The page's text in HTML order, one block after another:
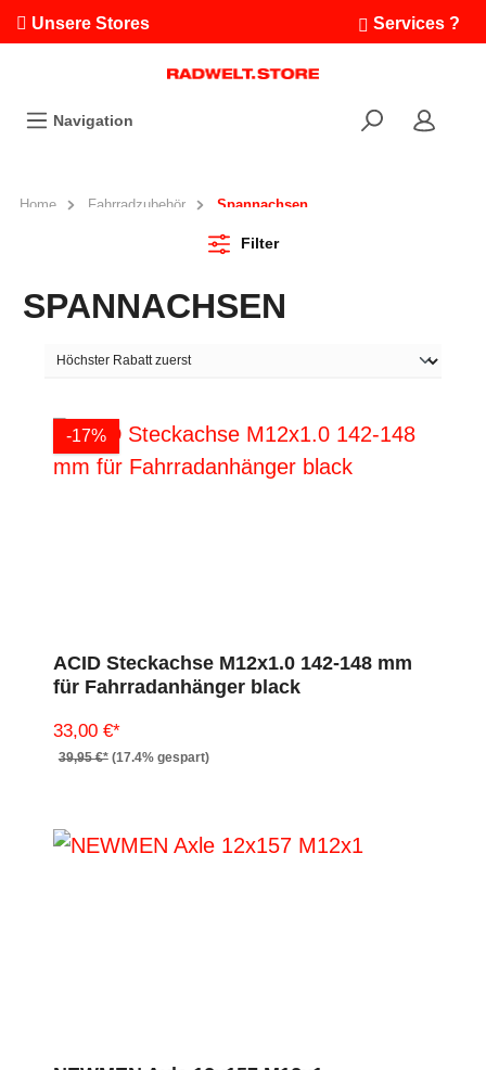
Unsere Stores Services ?
Ausfahrten
Bikefinder
Navigation
Home Fahrradzubehör Spannachsen
Filter
SPANNACHSEN
-17%
ACID Steckachse M12x1.0 142-148 mm
für Fahrradanhänger black
33,00 €*
39,95 €* (17.4% gespart)